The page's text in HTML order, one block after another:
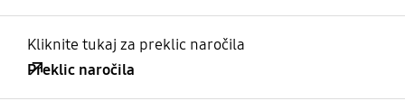
Kliknite tukaj za preklic naročila
Preklic naročila